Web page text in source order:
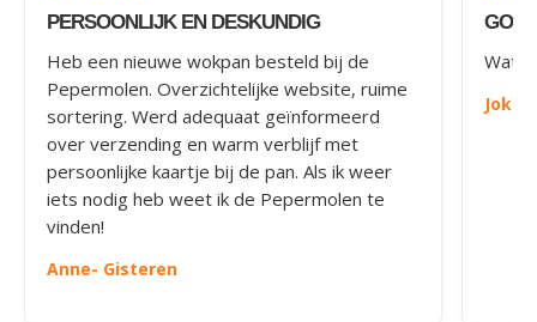
PERSOONLIJK EN DESKUNDIG
Heb een nieuwe wokpan besteld bij de
Pepermolen. Overzichtelijke website, ruime
sortering. Werd adequaat geïnformeerd
over verzending en warm verblijf met
persoonlijke kaartje bij de pan. Als ik weer
iets nodig heb weet ik de Pepermolen te
vinden!
Anne- Gisteren
Wat
Joke